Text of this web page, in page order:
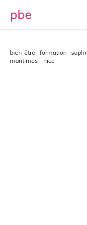
pbe
bien-être formation
maritimes - nice